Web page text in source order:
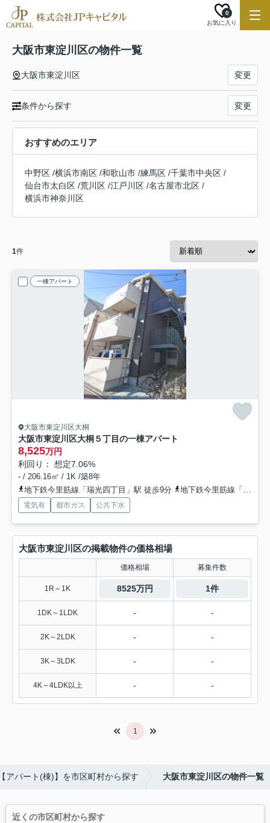
お気に入り
0
大阪市東淀川区の物件一覧
大阪市東淀川区 変更
条件から探す 変更
おすすめのエリア
中野区 /横浜市南区 /和歌山市 /練馬区 /千葉市中央区 /
仙台市太白区 /荒川区 /江戸川区 /名古屋市北区 /
横浜市神奈川区
1件
一棟アパート
大阪市東淀川区大桐
大阪市東淀川区大桐５丁目の一棟アパート
8,525万円
利回り： 想定7.06%
- / 206.16㎡ / 1K /築8年
地下鉄今里筋線「瑞光四丁目」駅 徒歩9分
地下鉄今里筋線「だいどう豊里」駅 徒歩15分
電気有 都市ガス 公共下水
大阪市東淀川区の掲載物件の価格相場
価格相場 募集件数
1R～1K 8525万円 1件
1DK～1LDK - -
2K～2LDK - -
3K～3LDK - -
4K～4LDK以上 - -
1
アパート(棟)】を市区町村から探す 大阪市東淀川区の物件一覧
近くの市区町村から探す